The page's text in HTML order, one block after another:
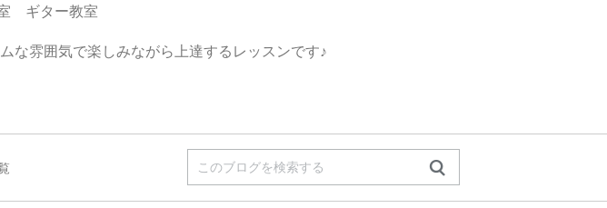
ギター教室
な雰囲気で楽しみながら上達するレッスンです♪